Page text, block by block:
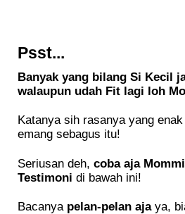
Psst...
Banyak yang bilang Si Kecil
walaupun udah Fit lagi loh
Katanya sih rasanya yang
emang sebagus itu!
Seriusan deh, coba aja
Testimoni di bawah ini!
Bacanya pelan-pelan ajaya,